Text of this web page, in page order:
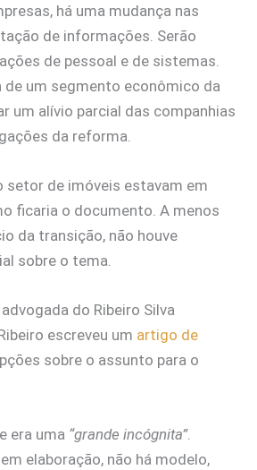
há uma mudança nas
de informações. Serão
de pessoal e de sistemas.
de um segmento econômico da
um alívio parcial das companhias
da reforma.
setor de imóveis estavam em
ficaria o documento. A menos
da transição, não houve
sobre o tema.
do Ribeiro Silva
escreveu um artigo de
sobre o assunto para o
era uma “grande incógnita”.
elaboração, não há modelo,